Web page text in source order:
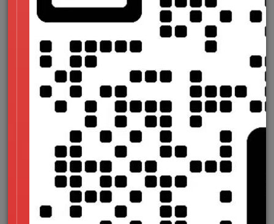
规范都建立在令牌体系之上。对于长期进行数字化建设的品牌企
业而言，先搭建完善的设计令牌体系，再逐步扩展组件库和业务
模块，是最科学、投入产出比最高的技术路径。
三、设计令牌的三层架构与规范制定
科学的令牌分层是体系能否落地的关键。在高端品牌网站建设实
践中，通常采用三层架构进行设计：
第一层：基础令牌（Global Tokens）
基础令牌是品牌最原始的视觉变量，不附带任何业务语义，只描
述 "是什么"。例如：
色彩令牌：color-blue-500: #165DFF